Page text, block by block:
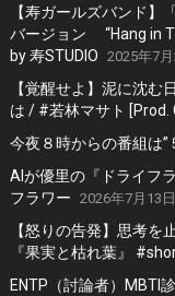
【寿ガールズバンド】
バージョン “Hang in
by 寿STUDIO 2025年7月
【覚醒せよ】泥に沈む
は / #若林マサト [Prod.
今夜８時からの番組は”
AIが優里の『ドライフ
フラワー 2026年7月13日
【怒りの告発】思考を
『果実と枯れ葉』
ENTP（討論者）MBTI